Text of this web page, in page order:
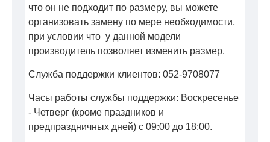
что он не подходит по размеру, вы можете
организовать замену по мере необходимости,
при условии что у данной модели
производитель позволяет изменить размер.
Служба поддержки клиентов: 052-9708077
Часы работы службы поддержки: Воскресенье
- Четверг (кроме праздников и
предпраздничных дней) с 09:00 до 18:00.